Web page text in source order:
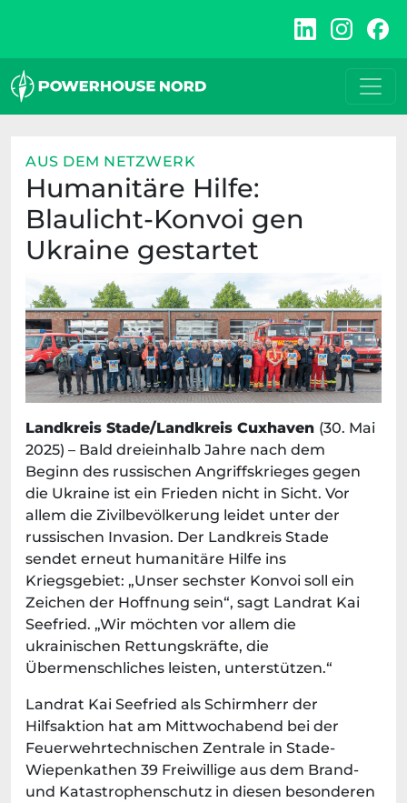
AUS DEM NETZWERK
Humanitäre Hilfe:
Blaulicht-Konvoi gen
Ukraine gestartet
Landkreis Stade/Landkreis Cuxhaven (30. Mai
2025) – Bald dreieinhalb Jahre nach dem
Beginn des russischen Angriffskrieges gegen
die Ukraine ist ein Frieden nicht in Sicht. Vor
allem die Zivilbevölkerung leidet unter der
russischen Invasion. Der Landkreis Stade
sendet erneut humanitäre Hilfe ins
Kriegsgebiet: „Unser sechster Konvoi soll ein
Zeichen der Hoffnung sein“, sagt Landrat Kai
Seefried. „Wir möchten vor allem die
ukrainischen Rettungskräfte, die
Übermenschliches leisten, unterstützen.“
Landrat Kai Seefried als Schirmherr der
Hilfsaktion hat am Mittwochabend bei der
Feuerwehrtechnischen Zentrale in Stade-
Wiepenkathen 39 Freiwillige aus dem Brand-
und Katastrophenschutz in diesen besonderen